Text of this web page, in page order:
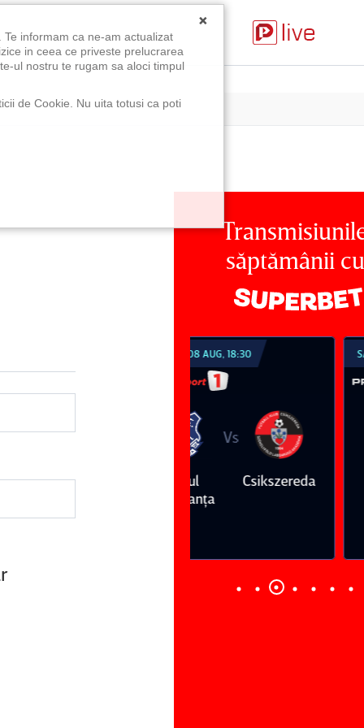
săptămânii cu
Farul
Vs
SÂMBĂTĂ 08 AUG, 21:30
Dinamo
Vs
FC
×
informam ca ne-am actualizat
in ceea ce priveste prelucrarea
ul nostru te rugam sa aloci timpul
de Cookie. Nu uita totusi ca poti